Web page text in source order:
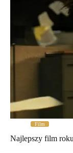
Film
Najlepszy film